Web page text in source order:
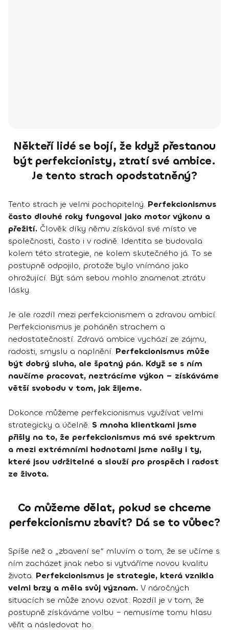
Někteří lidé se bojí, že když přestanou
být perfekcionisty, ztratí své ambice.
Je tento strach opodstatněný?
Tento strach je velmi pochopitelný. Perfekcionismus
často dlouhé roky fungoval jako motor výkonu a
přežití. Člověk díky němu získával své místo ve
společnosti, často i v rodině. Identita se budovala
kolem této strategie, ne kolem skutečného já. To se
postupně odpojilo, protože bylo vnímáno jako
ohrožující. Být sám sebou mohlo znamenat ztrátu
lásky.
Je ale rozdíl mezi perfekcionismem a zdravou ambicí.
Perfekcionismus je poháněn strachem a
nedostatečností. Zdravá ambice vychází ze zájmu,
radosti, smyslu a naplnění. Perfekcionismus může
být dobrý sluha, ale špatný pán. Když se s ním
naučíme pracovat, neztrácíme výkon – získáváme
větší svobodu v tom, jak žijeme.
Dokonce můžeme perfekcionismus využívat velmi
strategicky a účelně. S mnoha klientkami jsme
přišly na to, že perfekcionismus má své spektrum
a mezi extrémními hodnotami jsme našly i ty,
které jsou udržitelné a slouží pro prospěch i radost
ze života.
Co můžeme dělat, pokud se chceme
perfekcionismu zbavit? Dá se to vůbec?
Spíše než o „zbavení se“ mluvím o tom, že se učíme s
ním zacházet jinak nebo si vytváříme novou kvalitu
života. Perfekcionismus je strategie, která vznikla
velmi brzy a měla svůj význam. V náročných
situacích se může znovu ozvat. Rozdíl je v tom, že
postupně získáváme volbu – nemusíme tomu hlasu
věřit a následovat ho.